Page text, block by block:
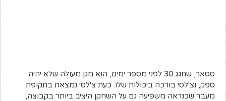
ססאר, שחגג 30 לפני מספר ימים, הוא מגן מעולה שלא יהיה
ספק, וצ'לסי בורכה ביכולות שלו. כעת צ'לסי נמצאת בתקופת
מעבר שכנראה משפיעה גם על השחקן היציב ביותר בקבוצה,